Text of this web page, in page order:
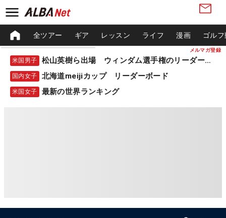
メルマガ登録
全ツアー ギア レッスン ライフ 漫画 ゴル
米国男子 松山英樹ら出場 ウィンダム選手権のリーダーボード
国内女子 北海道meijiカップ リーダーボード
米国女子 最新の世界ランキング